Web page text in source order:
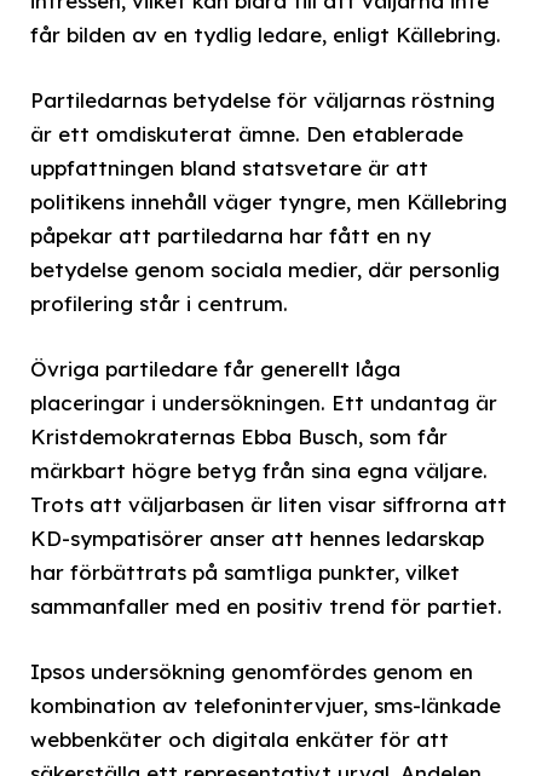
får bilden av en tydlig ledare, enligt Källebring.
Partiledarnas betydelse för väljarnas röstning
är ett omdiskuterat ämne. Den etablerade
uppfattningen bland statsvetare är att
politikens innehåll väger tyngre, men Källebring
påpekar att partiledarna har fått en ny
betydelse genom sociala medier, där personlig
profilering står i centrum.
Övriga partiledare får generellt låga
placeringar i undersökningen. Ett undantag är
Kristdemokraternas Ebba Busch, som får
märkbart högre betyg från sina egna väljare.
Trots att väljarbasen är liten visar siffrorna att
KD-sympatisörer anser att hennes ledarskap
har förbättrats på samtliga punkter, vilket
sammanfaller med en positiv trend för partiet.
Ipsos undersökning genomfördes genom en
kombination av telefonintervjuer, sms-länkade
webbenkäter och digitala enkäter för att